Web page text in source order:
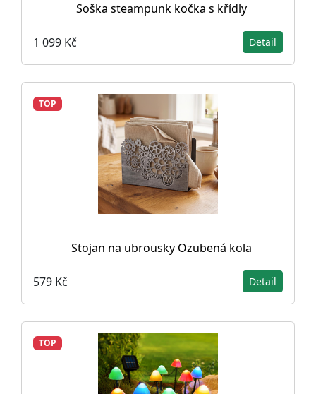
Soška steampunk kočka s křídly
1 099 Kč Detail
TOP
Stojan na ubrousky Ozubená kola
579 Kč Detail
TOP